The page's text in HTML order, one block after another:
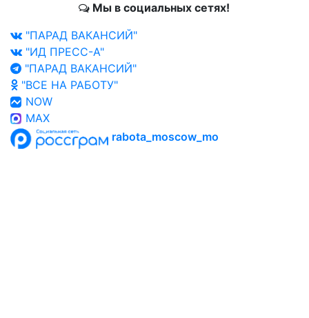
Мы в социальных сетях!
"ПАРАД ВАКАНСИЙ"
"ИД ПРЕСС-А"
"ПАРАД ВАКАНСИЙ"
"ВСЕ НА РАБОТУ"
NOW
MAX
rabota_moscow_mo